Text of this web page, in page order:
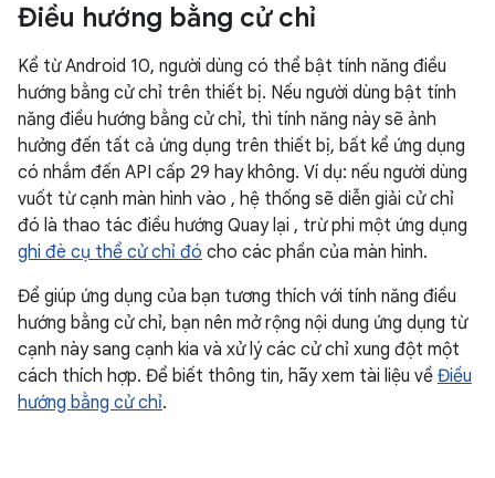
Điều hướng bằng cử chỉ
Kể từ Android 10, người dùng có thể bật tính năng điều
hướng bằng cử chỉ trên thiết bị. Nếu người dùng bật tính
năng điều hướng bằng cử chỉ, thì tính năng này sẽ ảnh
hưởng đến tất cả ứng dụng trên thiết bị, bất kể ứng dụng
có nhắm đến API cấp 29 hay không. Ví dụ: nếu người dùng
vuốt từ cạnh màn hình vào , hệ thống sẽ diễn giải cử chỉ
đó là thao tác điều hướng Quay lại , trừ phi một ứng dụng
ghi đè cụ thể cử chỉ đó cho các phần của màn hình.
Để giúp ứng dụng của bạn tương thích với tính năng điều
hướng bằng cử chỉ, bạn nên mở rộng nội dung ứng dụng từ
cạnh này sang cạnh kia và xử lý các cử chỉ xung đột một
cách thích hợp. Để biết thông tin, hãy xem tài liệu về Điều
hướng bằng cử chỉ.